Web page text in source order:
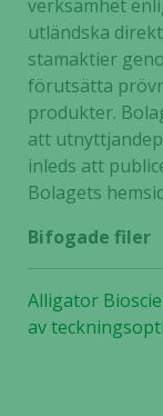
verksamhet
utländska
stamaktier
förutsätta
produkter.
att
inleds att
Bolagets
Bifogade filer
Alligator
av